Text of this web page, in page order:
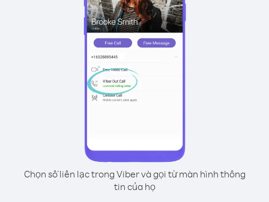
Chọn số liên lạc trong Viber và gọi từ màn hình thông
tin của họ